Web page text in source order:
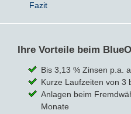
Fazit
Ihre Vorteile beim
Bis 3,13 % Zinsen p.a.
Kurze Laufzeiten von 3
Anlagen beim
Monate